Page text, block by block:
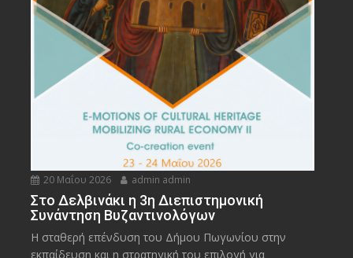
20 Μαΐου 2026 admin admin
Στο Δελβινάκι η 3η Διεπιστημονική
Συνάντηση Βυζαντινολόγων
Η σταθερή επένδυση του Δήμου Πωγωνίου στην
εκπαίδευση και η στρατηγική του επιλογή για